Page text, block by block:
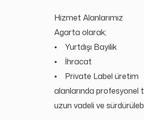
Hizmet Alanlarımız
Agarta olarak;
•
Yurtdışı Bayilik
•
İhracat
•
Private Label üretim
alanlarında profesyonel
uzun vadeli ve